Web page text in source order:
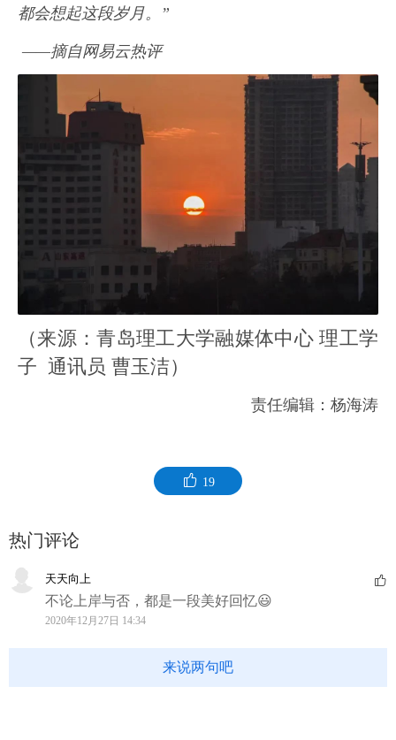
都会想起这段岁月。”
——摘自网易云热评
（来源：青岛理工大学融媒体中心 理工学
子 通讯员 曹玉洁）
责任编辑：杨海涛
19
热门评论
天天向上
不论上岸与否，都是一段美好回忆😃
2020年12月27日 14:34
来说两句吧